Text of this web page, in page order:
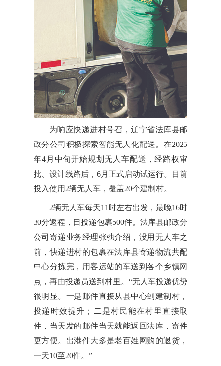
为响应快递进村号召，辽宁省法库县邮
政分公司积极探索智能无人化配送。在2025
年4月中旬开始规划无人车配送，经路权审
批、设计线路后，6月正式启动试运行。目前
投入使用2辆无人车，覆盖20个建制村。
2辆无人车每天11时左右出发，最晚16时
30分返程，日投递包裹500件。法库县邮政分
公司寄递业务经理张弛介绍，没用无人车之
前，快递进村的包裹在法库县寄递物流共配
中心分拣完，用客运站的车送到各个乡镇网
点，再由投递员送到村里。“无人车投递优势
很明显。一是邮件直接从县中心到建制村，
投递时效提升；二是村民能在村里直接取
件，当天发的邮件当天就能返回法库，寄件
更方便。出港件大多是老百姓网购的退货，
一天10至20件。”